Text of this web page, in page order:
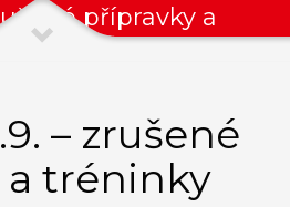
přípravky a
– zrušené
tréninky